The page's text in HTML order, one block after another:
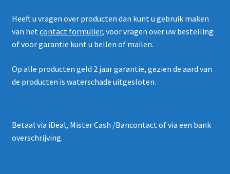
Heeft u vragen over producten dan kunt u gebruik maken
van hetcontact formulier, voor vragen over uw bestelling
of voor garantie kunt u bellen of mailen.
Op alle producten geld 2 jaar garantie, gezien de aard van
de producten is waterschade uitgesloten.
Betaal via iDeal, Mister Cash /Bancontact of via een bank
overschrijving.